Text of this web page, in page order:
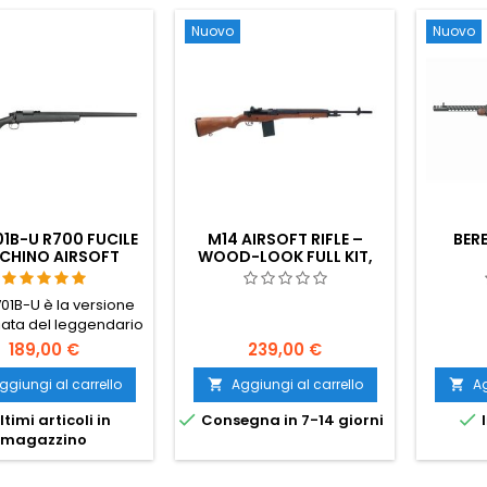
U R700 FUCILE
AIRSOFT
- 520 FPS
U è la versione
del leggendario
cecchino airsoft
il bolt-action più
e aggiornabile
categoria. 520 FPS
s, 2,49 joule, 3,3 kg,
Compatibile VSR-
in acciaio
189,00 €
al carrello
articoli in
magazzino
Nuovo
M14 AIRSOFT RIFLE –
WOOD-LOOK FULL KIT,
AMERICAN COLD WAR
SERVICE RIFLE
239,00 €
 Aggiungi al carrello
 Consegna in 7-14 giorni
Nuovo

